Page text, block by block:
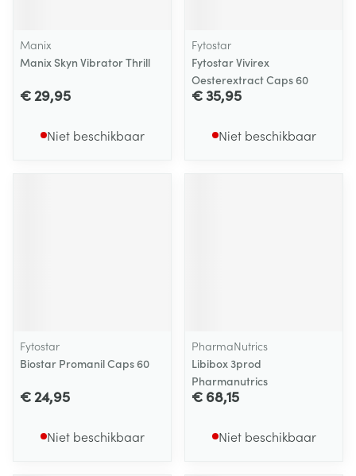
Manix
Manix Skyn Vibrator Thrill
€ 29,95
Niet beschikbaar
Fytostar
Fytostar Vivirex
Oesterextract Caps 60
€ 35,95
Niet beschikbaar
Fytostar
Biostar Promanil Caps 60
€ 24,95
Niet beschikbaar
PharmaNutrics
Libibox 3prod
Pharmanutrics
€ 68,15
Niet beschikbaar